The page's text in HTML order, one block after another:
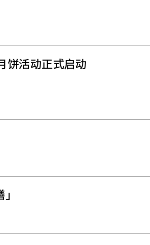
饼活动正式启动